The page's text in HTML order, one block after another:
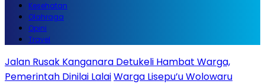
Kesehatan
Olahraga
Opini
Travel
Jalan Rusak Kanganara Detukeli Hambat Warga,
Pemerintah Dinilai LalaiWarga Lisepu’u Wolowaru